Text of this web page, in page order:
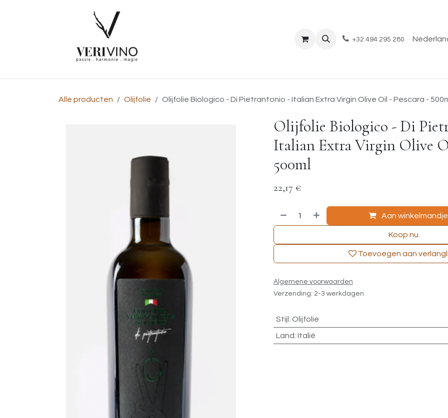
Evenementen Over ons Blog
+32 494 295 280
Alle producten Olijfolie Olijfolie Biologico - Di Pietrantonio - Italian Extra Virgin Olive Oil - Pescara -
Olijfolie Biologico - Di
Italian Extra Virgin Olive
500ml
22,17 €
Aan
Koop nu
Toevoegen aan
Algemene voorwaarden
Verzending: 2-3 werkdagen
Stijl : Olijfolie
Land: Italië